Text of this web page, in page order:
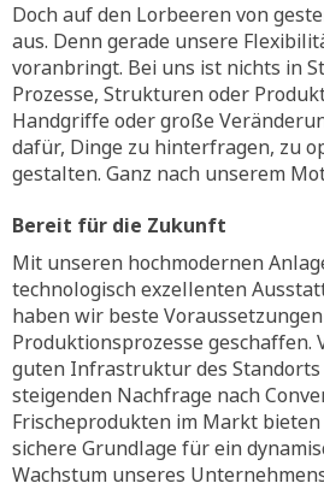
Doch auf den Lorbeeren von
aus. Denn gerade unsere
voranbringt. Bei uns ist nichts in
Prozesse, Strukturen oder
Handgriffe oder große
dafür, Dinge zu hinterfragen, zu
gestalten. Ganz nach unserem
Bereit für die Zukunft
Mit unseren hochmodernen
technologisch exzellenten
haben wir beste
Produktionsprozesse geschaffen.
guten Infrastruktur des
steigenden Nachfrage nach
Frischeprodukten im Markt
sichere Grundlage für ein
Wachstum unseres